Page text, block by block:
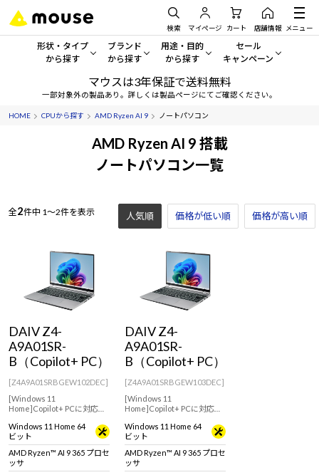
検索 マイページ カート 店舗情報 メニュー
形状・タイプ
から探す
形状・タイプから探す をすべてみる
デスクトップPC
ワークステーション
ディスプレイ
Windows 11 Copilot+ PC
ブランド
から探す
mouse
G TUNE
NEXTGEAR
MousePro
Windows 11|Copilot+ PC
用途・目的
から探す
一般向けパソコン
ゲーミングPC・ゲーム向けパソコン
クリエイティブ向け
学習向けパソコン
スペック/パーツ別
AIおすすめパソコン
Windows 11
セール
キャンペーン
セール・キャンペー
おすすめ目玉パソコン
今イチオシのパソコンをピ
マウスは3年保証で送料無料
一部対象外の製品あり。詳しくは製品ページにてご確認ください。
HOME CPUから探す AMD Ryzen AI 9 ノートパソコン
AMD Ryzen AI 9 搭載
ノートパソコン一覧
全2件中 1～2件を表示 人気順 価格が低い順 価格が高い順
DAIV Z4-
A9A01SR-
B（Copilot+ PC）
[Z4A9A01SRBGEW102DEC]
[Windows 11
Home]Copilot+ PCに対応し
載モバイルノートPC
Windows 11 Home 64
ビット
AMD Ryzen™ AI 9 365 プロセ
ッサ
DAIV Z4-
A9A01SR-
B（Copilot+ PC）
[Z4A9A01SRBGEW103DEC]
[Windows 11
Home]Copilot+ PCに対応し
載モバイルノートPC
Windows 11 Home 64
ビット
AMD Ryzen™ AI 9 365 プロセ
ッサ